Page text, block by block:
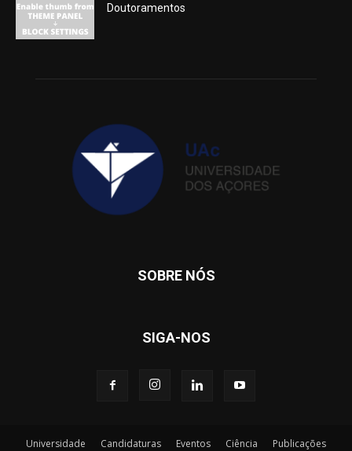
Doutoramentos
SOBRE NÓS
SIGA-NOS
Universidade Candidaturas Eventos Ciência Publicações